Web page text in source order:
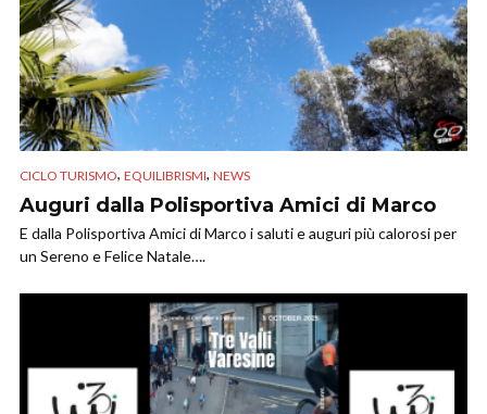
CICLO TURISMO, EQUILIBRISMI, NEWS
Auguri dalla Polisportiva Amici di Marco
E dalla Polisportiva Amici di Marco i saluti e auguri più calorosi per
un Sereno e Felice Natale….